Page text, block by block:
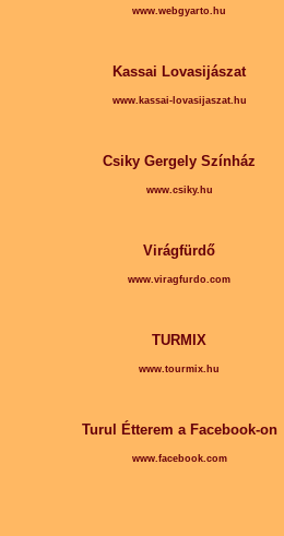
www.webgyarto.hu
Kassai Lovasijászat
www.kassai-lovasijaszat.hu
Csiky Gergely Színház
www.csiky.hu
Virágfürdő
www.viragfurdo.com
TURMIX
www.tourmix.hu
Turul Étterem a Facebook-on
www.facebook.com